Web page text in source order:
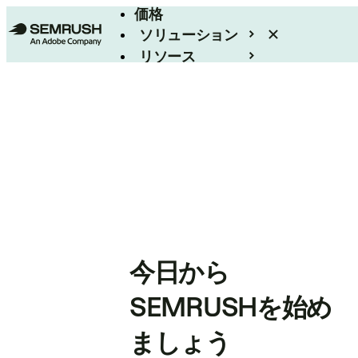
価格
ソリューション
リソース
今日から
SEMRUSHを始め
ましょう